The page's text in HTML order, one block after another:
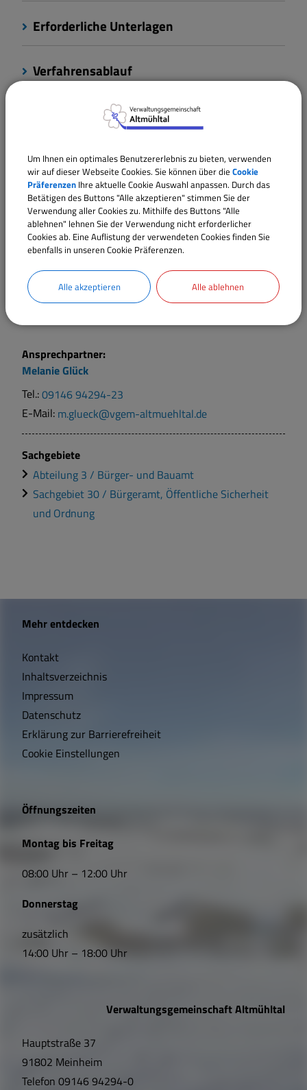
Erforderliche Unterlagen
Verfahrensablauf
Kosten
Rechtsbehelf
Rechtsgrundlagen
Verantwortliche Behörde
Ansprechpartner:
MelanieGlück
Tel.:09146 94294-23
E-Mail: m.glueck@vgem-altmuehltal.de
Sachgebiete
Abteilung 3 / Bürger- und Bauamt
Sachgebiet 30 / Bürgeramt, Öffentliche Sicherheit
und Ordnung
W
c
h
t
i
e
L
n
k
s
f
n
Mehr entdecken
Kontakt
Inhaltsverzeichnis
Impressum
Datenschutz
Erklärung zur Barrierefreiheit
Cookie Einstellungen
Öffnungszeiten
Montag bis Freitag
08:00 Uhr – 12:00 Uhr
Donnerstag
zusätzlich
14:00 Uhr – 18:00 Uhr
Verwaltungsgemeinschaft Altmühltal
Hauptstraße 37
91802 Meinheim
Telefon 09146 94294-0
Um Ihnen ein optimales Benutzererlebnis zu bieten, verwenden
wir auf dieser Webseite Cookies. Sie können über die Cookie
Präferenzen Ihre aktuelle Cookie Auswahl anpassen. Durch das
Betätigen des Buttons "Alle akzeptieren" stimmen Sie der
Verwendung aller Cookies zu. Mithilfe des Buttons "Alle
ablehnen" lehnen Sie der Verwendung nicht erforderlicher
Cookies ab. Eine Auflistung der verwendeten Cookies finden Sie
ebenfalls in unseren Cookie Präferenzen.
Alle akzeptieren Alle ablehnen